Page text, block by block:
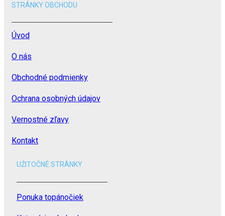
STRÁNKY OBCHODU
Úvod
O nás
Obchodné podmienky
Ochrana osobných údajov
Vernostné zľavy
Kontakt
UŽITOČNÉ STRÁNKY
Ponuka topánočiek